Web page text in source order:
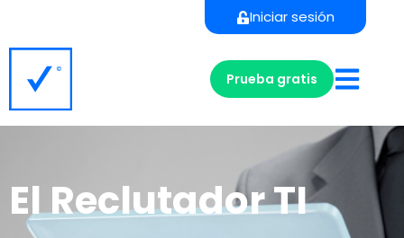
Iniciar sesión
Prueba gratis
El Reclutador TI